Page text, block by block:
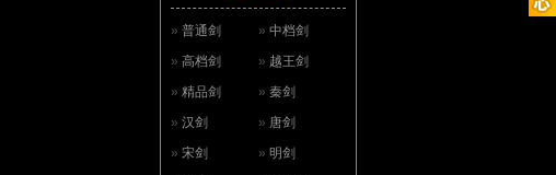
» 普通剑 » 中档剑
» 高档剑 » 越王剑
» 精品剑 » 秦剑
» 汉剑 » 唐剑
» 宋剑 » 明剑